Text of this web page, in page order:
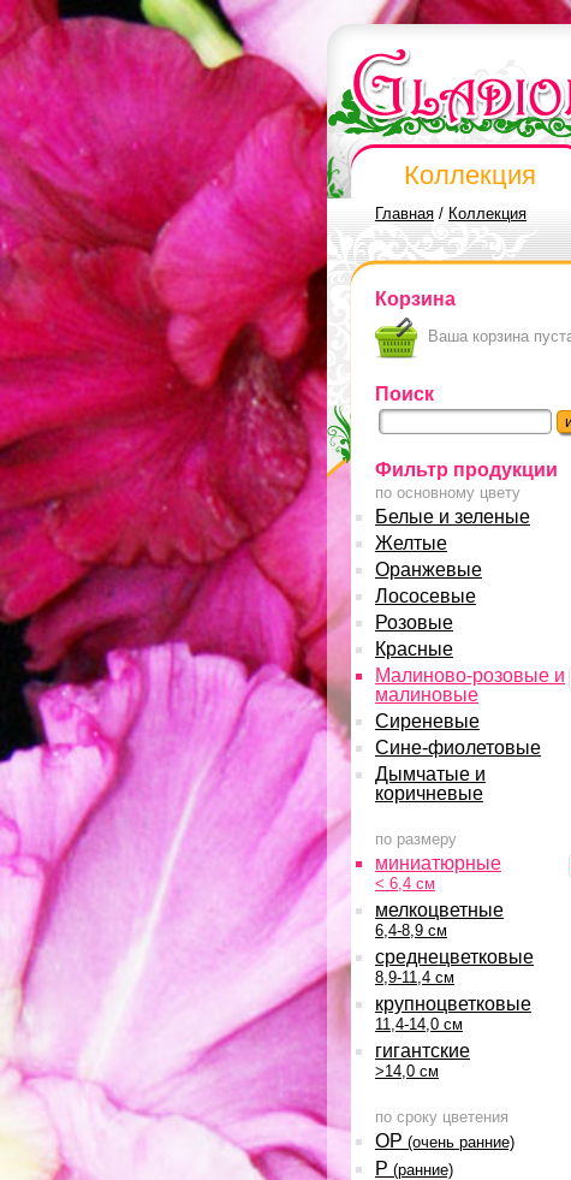
Коллекция
Главная / Коллекция
Корзина
Ваша корзина
Поиск
Фильтр продукции
по основному цвету
Белые и зеленые
Желтые
Оранжевые
Лососевые
Розовые
Красные
Малиново-розовые и
малиновые
Сиреневые
Сине-фиолетовые
Дымчатые и
коричневые
по размеру
миниатюрные
< 6,4 см
мелкоцветные
6,4-8,9 см
среднецветковые
8,9-11,4 см
крупноцветковые
11,4-14,0 см
гигантские
>14,0 см
по сроку цветения
ОР (очень ранние)
Р (ранние)